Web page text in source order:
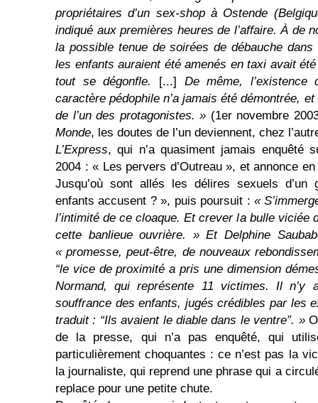
propriétaires d’un sex-shop à Ostende
indiqué aux premières heures de l’affaire. À de
la possible tenue de soirées de débauche
les enfants auraient été amenés en taxi avait
tout se dégonfle. [...] De même,
caractère pédophile n’a jamais été démontrée,
de l’un des protagonistes. » (1er novembre
Monde, les doutes de l’un deviennent, chez
L’Express, qui n’a quasiment jamais enquêté
2004 : « Les pervers d’Outreau », et annonce
Jusqu’où sont allés les délires sexuels d’un
enfants accusent ? », puis poursuit : «
l’intimité de ce cloaque. Et crever la bulle viciée
cette banlieue ouvrière. » Et Delphine
« promesse, peut-être, de nouveaux
“le vice de proximité a pris une dimension
Normand, qui représente 11 victimes. Il
souffrance des enfants, jugés crédibles par les
traduit : “Ils avaient le diable dans le ventre”. »
de la presse, qui n’a pas enquêté, qui
particulièrement choquantes : ce n’est pas la
la journaliste, qui reprend une phrase qui a
replace pour une petite chute.